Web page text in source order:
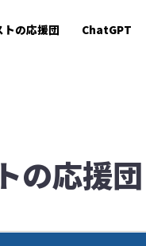
トの応援団 ChatGPT
の応援団